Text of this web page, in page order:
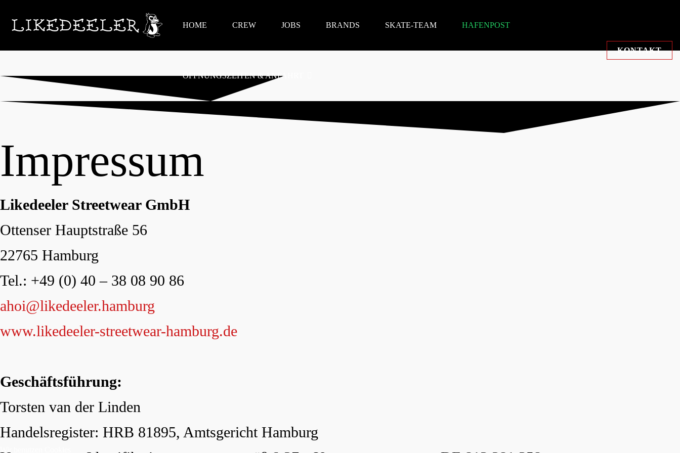
KONTAKT
HOME CREW JOBS BRANDS SKATE-TEAM HAFENPOST
ÖFFNUNGSZEITEN & ANFAHRT
Impressum
Likedeeler Streetwear GmbH
Ottenser Hauptstraße 56
22765 Hamburg
Tel.: +49 (0) 40 – 38 08 90 86
ahoi@likedeeler.hamburg
www.likedeeler-streetwear-hamburg.de
Geschäftsführung:
Torsten van der Linden
Handelsregister: HRB 81895, Amtsgericht Hamburg